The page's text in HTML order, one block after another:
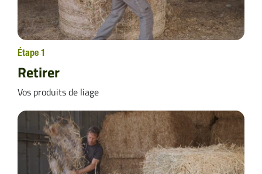
Étape 1
Retirer
Vos produits de liage